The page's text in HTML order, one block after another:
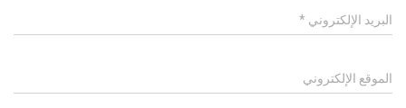
البريد الإلكتروني *
الموقع الإلكتروني